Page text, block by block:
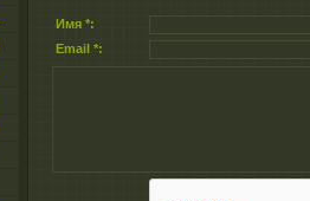
Имя *:
Email *: